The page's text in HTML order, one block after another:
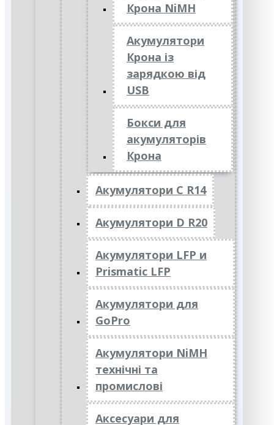
Крона NiMH
Акумулятори
Крона із
зарядкою від
USB
Бокси для
акумуляторів
Крона
Акумулятори C R14
Акумулятори D R20
Акумулятори LFP и
Prismatic LFP
Акумулятори для
GoPro
Акумулятори NiMH
технічні та
промислові
Аксесуари для